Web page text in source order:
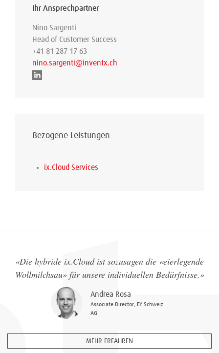
Ihr Ansprechpartner
Nino Sargenti
Head of Customer Success
+41 81 287 17 63
nino.sargenti@inventx.ch
Bezogene Leistungen
ix.Cloud Services
«Die hybride ix.Cloud ist sozusagen die «eierlegende
Wollmilchsau» für unsere individuellen Bedürfnisse.»
Andrea Rosa
Associate Director, EY Schweiz
AG
MEHR ERFAHREN